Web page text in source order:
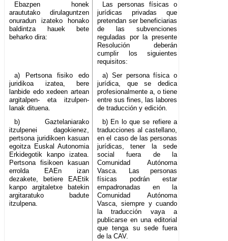
Ebazpen honek
araututako dirulaguntzen
onuradun izateko honako
baldintza hauek bete
beharko dira:
Las personas físicas o
jurídicas privadas que
pretendan ser beneficiarias
de las subvenciones
reguladas por la presente
Resolución deberán
cumplir los siguientes
requisitos:
a) Pertsona fisiko edo
juridikoa izatea, bere
lanbide edo xedeen artean
argitalpen- eta itzulpen-
lanak dituena.
a) Ser persona física o
jurídica, que se dedica
profesionalmente a, o tiene
entre sus fines, las labores
de traducción y edición.
b) Gaztelaniarako
itzulpenei dagokienez,
pertsona juridikoen kasuan
egoitza Euskal Autonomia
Erkidegotik kanpo izatea.
Pertsona fisikoen kasuan
errolda EAEn izan
dezakete, betiere EAEtik
kanpo argitaletxe batekin
argitaratuko badute
itzulpena.
b) En lo que se refiere a
traducciones al castellano,
en el caso de las personas
jurídicas, tener la sede
social fuera de la
Comunidad Autónoma
Vasca. Las personas
físicas podrán estar
empadronadas en la
Comunidad Autónoma
Vasca, siempre y cuando
la traducción vaya a
publicarse en una editorial
que tenga su sede fuera
de la CAV.